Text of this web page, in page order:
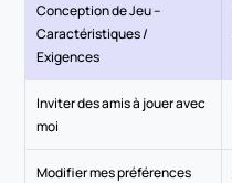
Conception de Jeu –
Caractéristiques /
Exigences
Inviter des amis à jouer avec
moi
Modifier mes préférences